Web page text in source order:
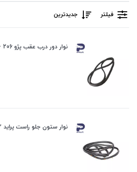
فیلتر جدیدترین
نوار دور درب عقب پژو 206 - 204603 جی ای اس پی **
نوار ستون جلو راست پراید 506802 جی ای اس پی